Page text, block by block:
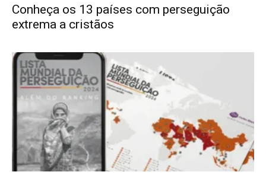
Conheça os 13 países com perseguição
extrema a cristãos